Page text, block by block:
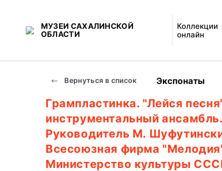
МУЗЕИ САХАЛИНСКОЙ
ОБЛАСТИ
Коллекции
онлайн
Вернуться в список Экспонаты
Грампластинка. "Лейся
инструментальный ансамбль.
Руководитель М.
Всесоюзная фирма
Министерство культуры